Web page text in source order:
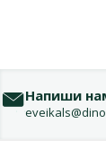
Напиши